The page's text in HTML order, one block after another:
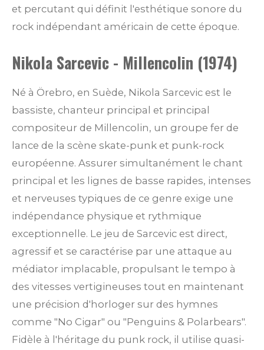
et percutant qui définit l'esthétique sonore du
rock indépendant américain de cette époque.
Nikola Sarcevic - Millencolin (1974)
Né à Örebro, en Suède, Nikola Sarcevic est le
bassiste, chanteur principal et principal
compositeur de Millencolin, un groupe fer de
lance de la scène skate-punk et punk-rock
européenne. Assurer simultanément le chant
principal et les lignes de basse rapides, intenses
et nerveuses typiques de ce genre exige une
indépendance physique et rythmique
exceptionnelle. Le jeu de Sarcevic est direct,
agressif et se caractérise par une attaque au
médiator implacable, propulsant le tempo à
des vitesses vertigineuses tout en maintenant
une précision d'horloger sur des hymnes
comme "No Cigar" ou "Penguins & Polarbears".
Fidèle à l'héritage du punk rock, il utilise quasi-